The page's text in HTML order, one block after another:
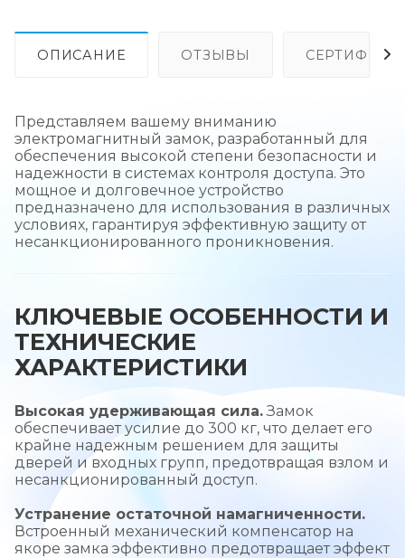
ОПИСАНИЕ ОТЗЫВЫ
Представляем вашему вниманию
электромагнитный замок, разработанный для
обеспечения высокой степени безопасности и
надежности в системах контроля доступа. Это
мощное и долговечное устройство
предназначено для использования в различных
условиях, гарантируя эффективную защиту от
несанкционированного проникновения.
КЛЮЧЕВЫЕ ОСОБЕННОСТИ И
ТЕХНИЧЕСКИЕ
ХАРАКТЕРИСТИКИ
Высокая удерживающая сила.Замок
обеспечивает усилие до 300 кг, что делает его
крайне надежным решением для защиты
дверей и входных групп, предотвращая взлом и
несанкционированный доступ.
Устранение остаточной намагниченности.
Встроенный механический компенсатор на
якоре замка эффективно предотвращает эффект